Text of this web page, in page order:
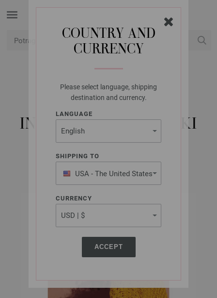
COUNTRY AND
CURRENCY
Please select language, shipping
destination and currency.
LANGUAGE
SHIPPING TO
USA - The United States
of America
CURRENCY
ACCEPT
LANA GROSSA
FILATI NO. 59 -
INSTRUKCIJE ENGLESKI
2020